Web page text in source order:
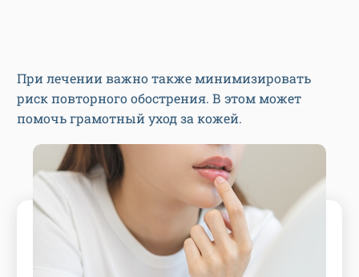
При лечении важно также минимизировать
риск повторного обострения. В этом может
помочь грамотный уход за кожей.